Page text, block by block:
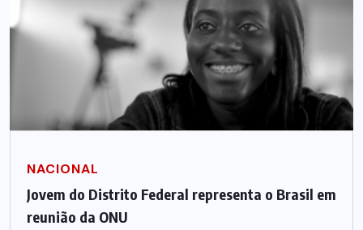
NACIONAL
Jovem do Distrito Federal representa o Brasil em
reunião da ONU